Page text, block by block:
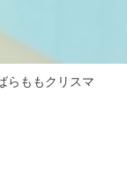
らももクリスマ